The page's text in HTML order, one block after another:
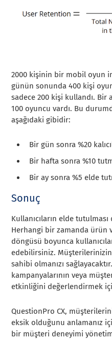
2000 kişinin bir mobil oyun
günün sonunda 400 kişi
sadece 200 kişi kullandı. Bir
100 oyuncu vardı. Bu
aşağıdaki gibidir:
Bir gün sonra %20
Bir hafta sonra %10
Bir ay sonra %5 elde
Sonuç
Kullanıcıların elde
Herhangi bir zamanda ürün
döngüsü boyunca
edebilirsiniz.
sahibi olmanızı
kampanyalarının veya
etkinliğini değerlendirmek
QuestionPro CX,
eksik olduğunu anlamanız
bir müşteri deneyimi